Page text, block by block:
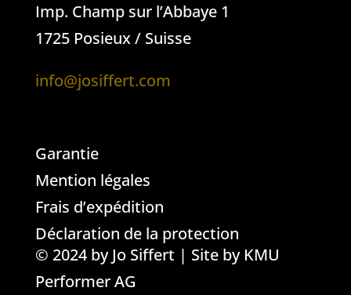
Imp. Champ sur l’Abbaye 1
1725 Posieux / Suisse
info@josiffert.com
Garantie
Mention légales
Frais d’expédition
Déclaration de la protection
© 2024 by Jo Siffert | Site by KMU
Performer AG